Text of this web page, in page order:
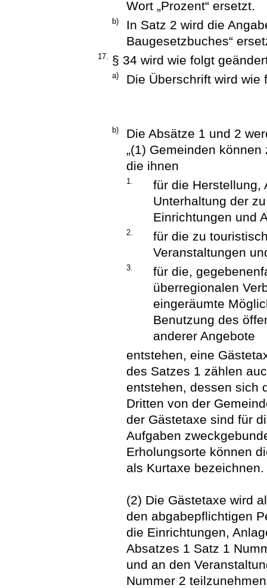
Wort „Prozent“ ersetzt.
b)
In Satz 2 wird die
Baugesetzbuches“
17. § 34 wird wie folgt
a) Die Überschrift wird wie
b)
Die Absätze 1 und 2
„(1) Gemeinden
die ihnen
1.
für die Herstellung,
Unterhaltung der
Einrichtungen und
2.
für die zu
Veranstaltungen
3.
für die,
überregionalen
eingeräumte
Benutzung des
anderer Angebote
entstehen, eine
des Satzes 1 zählen
entstehen, dessen sich
Dritten von der
der Gästetaxe sind für
Aufgaben
Erholungsorte können
als Kurtaxe bezeichnen.
(2) Die Gästetaxe wird
den abgabepflichtigen
die Einrichtungen,
Absatzes 1 Satz 1
und an den
Nummer 2